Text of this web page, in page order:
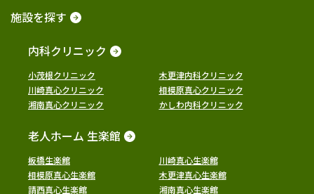
施設を探す
内科クリニック
小茂根クリニック
木更津内科クリニック
川崎真心クリニック
相模原真心クリニック
湘南真心クリニック
かしわ内科クリニック
老人ホーム 生楽館
板橋生楽館
川崎真心生楽館
相模原真心生楽館
木更津真心生楽館
請西真心生楽館
湘南真心生楽館